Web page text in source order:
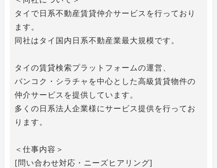
タイで日系不動産賃貸仲介サービスを行っており
ます。
同社はタイ国内日系不動産業最大規模です。
タイの賃貸検索プラットフォームの運営、
バンコク・シラチャを中心とした高級賃貸物件の
仲介サービスを提供しています。
多くの日系法人企業様にサービス提供を行ってお
ります。
＜仕事内容＞
[問い合わせ対応・ニーズヒアリング]